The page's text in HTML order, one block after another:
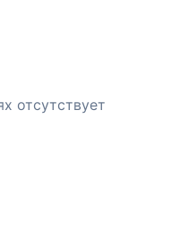
отсутствует